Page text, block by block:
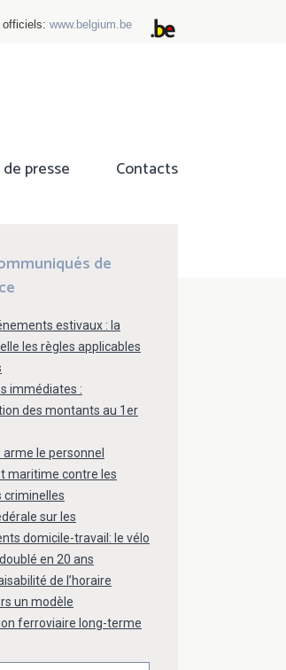
www.belgium.be
presse Contacts
de
estivaux : la
les règles applicables
immédiates :
des montants au 1er
le personnel
maritime contre les
criminelles
sur les
domicile-travail: le vélo
en 20 ans
de l’horaire
un modèle
ferroviaire long-terme